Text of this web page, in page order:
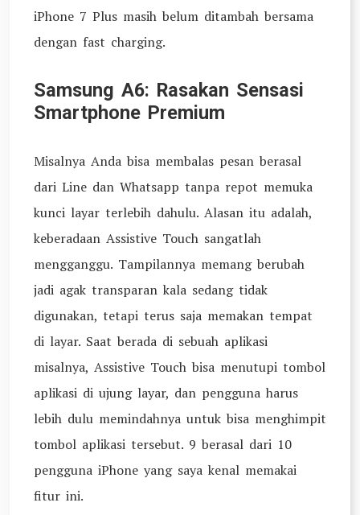
iPhone 7 Plus masih belum ditambah bersama
dengan fast charging.
Samsung A6: Rasakan Sensasi
Smartphone Premium
Misalnya Anda bisa membalas pesan berasal
dari Line dan Whatsapp tanpa repot memuka
kunci layar terlebih dahulu. Alasan itu adalah,
keberadaan Assistive Touch sangatlah
mengganggu. Tampilannya memang berubah
jadi agak transparan kala sedang tidak
digunakan, tetapi terus saja memakan tempat
di layar. Saat berada di sebuah aplikasi
misalnya, Assistive Touch bisa menutupi tombol
aplikasi di ujung layar, dan pengguna harus
lebih dulu memindahnya untuk bisa menghimpit
tombol aplikasi tersebut. 9 berasal dari 10
pengguna iPhone yang saya kenal memakai
fitur ini.